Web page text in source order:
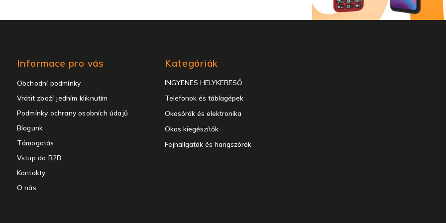
Informace pro vás
Obchodní podmínky
Vrátit zboží jedním kliknutím
Podmínky ochrany osobních údajů
Blogunk
Támogatás
Vstup do B2B
Kontakty
O nás
átugrása
Kategóriák
INGYENES HELYKERESŐ
Telefonok és táblagépek
Okosórák és elektronika
Okos kiegészítők
Fejhallgatók és hangszórók